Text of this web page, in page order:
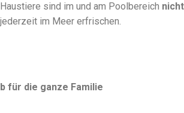
Haustiere sind im und am Poolbereich
jederzeit im Meer erfrischen.
für die ganze Familie